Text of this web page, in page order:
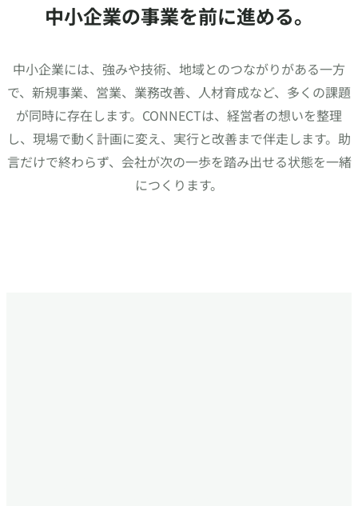
中小企業の事業を前に進める。
中小企業には、強みや技術、地域とのつながりがある一方
で、新規事業、営業、業務改善、人材育成など、多くの課題
が同時に存在します。CONNECTは、経営者の想いを整理
し、現場で動く計画に変え、実行と改善まで伴走します。助
言だけで終わらず、会社が次の一歩を踏み出せる状態を一緒
につくります。